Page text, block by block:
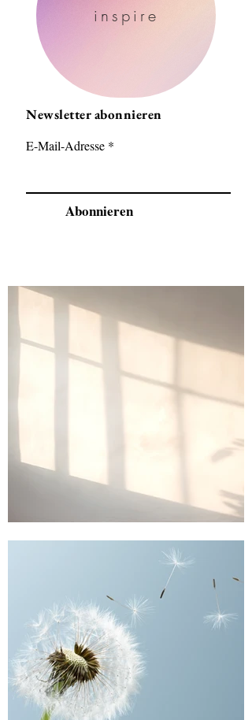
inspire
Newsletter abonnieren
E-Mail-Adresse
Abonnieren